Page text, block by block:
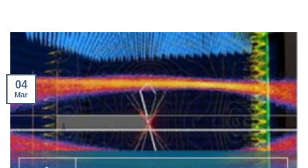
04
Mar